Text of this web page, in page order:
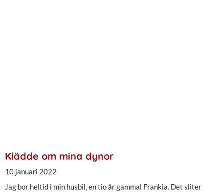
Klädde om mina dynor
10 januari 2022
Jag bor heltid i min husbil, en tio år gammal Frankia. Det sliter